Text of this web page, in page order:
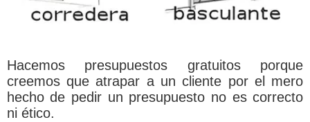
Hacemos presupuestos gratuitos porque
creemos que atrapar a un cliente por el mero
hecho de pedir un presupuesto no es correcto
ni ético.